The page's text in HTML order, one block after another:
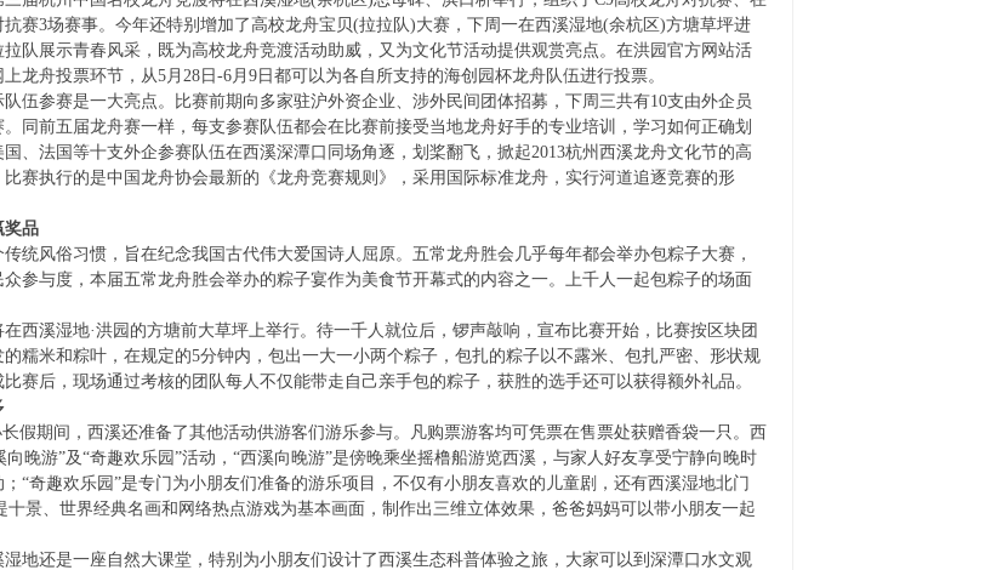
赛3场赛事。今年还特别增加了高校龙舟宝贝(拉拉队)大赛，下周一在西溪湿地(余杭区)方塘草坪进
队展示青春风采，既为高校龙舟竞渡活动助威，又为文化节活动提供观赏亮点。在洪园官方网站活
龙舟投票环节，从5月28日-6月9日都可以为各自所支持的海创园杯龙舟队伍进行投票。
参赛是一大亮点。比赛前期向多家驻沪外资企业、涉外民间团体招募，下周三共有10支由外企员
同前五届龙舟赛一样，每支参赛队伍都会在比赛前接受当地龙舟好手的专业培训，学习如何正确划
、法国等十支外企参赛队伍在西溪深潭口同场角逐，划桨翻飞，掀起2013杭州西溪龙舟文化节的高
赛执行的是中国龙舟协会最新的《龙舟竞赛规则》，采用国际标准龙舟，实行河道追逐竞赛的形
奖品
风俗习惯，旨在纪念我国古代伟大爱国诗人屈原。五常龙舟胜会几乎每年都会举办包粽子大赛，
参与度，本届五常龙舟胜会举办的粽子宴作为美食节开幕式的内容之一。上千人一起包粽子的场面
溪湿地·洪园的方塘前大草坪上举行。待一千人就位后，锣声敲响，宣布比赛开始，比赛按区块团
糯米和粽叶，在规定的5分钟内，包出一大一小两个粽子，包扎的粽子以不露米、包扎严密、形状规
赛后，现场通过考核的团队每人不仅能带走自己亲手包的粽子，获胜的选手还可以获得额外礼品。
期间，西溪还准备了其他活动供游客们游乐参与。凡购票游客均可凭票在售票处获赠香袋一只。西
晚游”及“奇趣欢乐园”活动，“西溪向晚游”是傍晚乘坐摇橹船游览西溪，与家人好友享受宁静向晚时
“奇趣欢乐园”是专门为小朋友们准备的游乐项目，不仅有小朋友喜欢的儿童剧，还有西溪湿地北门
十景、世界经典名画和网络热点游戏为基本画面，制作出三维立体效果，爸爸妈妈可以带小朋友一起
还是一座自然大课堂，特别为小朋友们设计了西溪生态科普体验之旅，大家可以到深潭口水文观